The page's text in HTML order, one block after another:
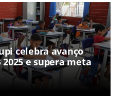
celebra avanço
e supera meta